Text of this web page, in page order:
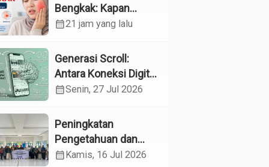
Bengkak: Kapan
Harus Khawatir dan
Dilakukan?
calendar_month21 jam yang lalu
Generasi Scroll:
Antara Koneksi Digital
dan Kerapuhan
calendar_monthSenin, 27 Jul 2026
Peningkatan
Pengetahuan dan
Perilaku Pemeliharaan
calendar_monthKamis, 16 Jul 2026